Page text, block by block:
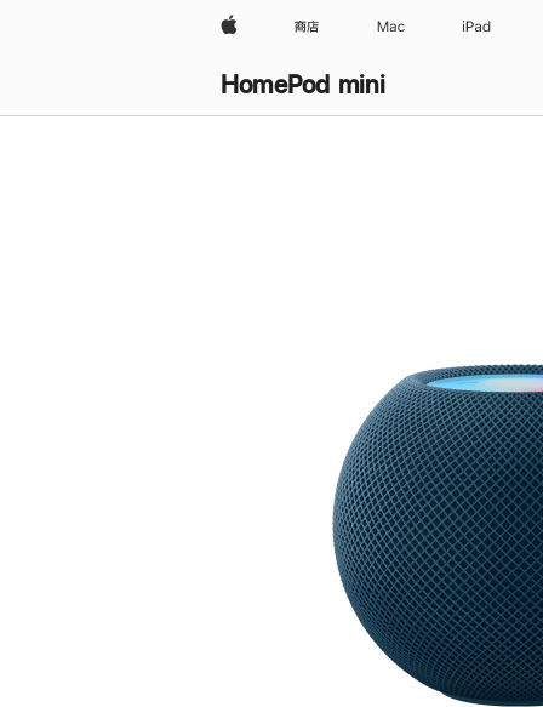
Apple 商店 Mac iPad
HomePod mini